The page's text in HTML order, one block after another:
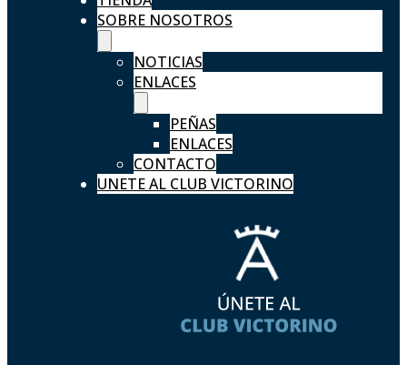
SOBRE NOSOTROS
NOTICIAS
ENLACES
PEÑAS
ENLACES
CONTACTO
UNETE AL CLUB VICTORINO